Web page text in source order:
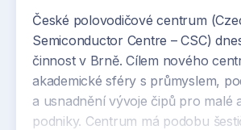
České polovodičové centrum
Semiconductor Centre – CSC)
činnost v Brně. Cílem nového
akademické sféry s průmyslem,
a usnadnění vývoje čipů pro malé
podniky. Centrum má podobu